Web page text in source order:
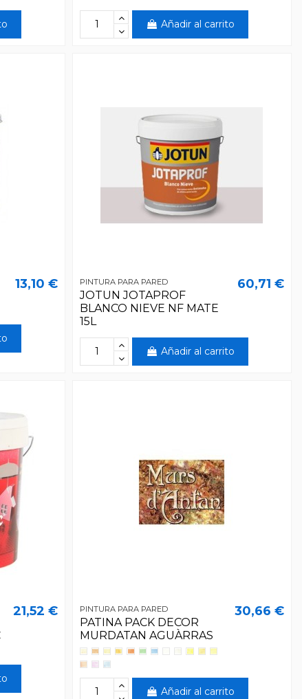
Añadir al carrito
13,10 € PINTURA PARA PARED
JOTUN JOTAPROF
BLANCO NIEVE NF MATE
15L
60,71 €
Añadir al carrito
21,52 € PINTURA PARA PARED
PATINA PACK DECOR
MURDATAN AGUÀRRAS
30,66 €
Añadir al carrito